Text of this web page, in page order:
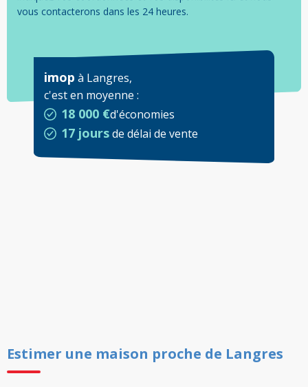
vous contacterons dans les 24 heures.
imop à Langres,
c'est en moyenne :
18 000 €d'économies
17 joursde délai de vente
Estimer une maison proche de Langres